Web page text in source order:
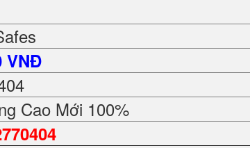
VNĐ
Cao Mới 100%